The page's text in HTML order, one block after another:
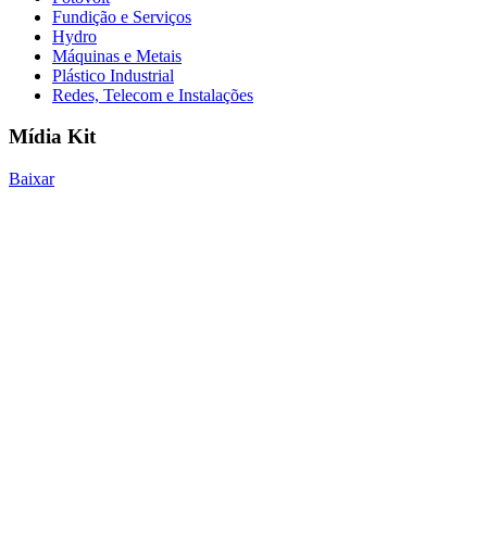
Fundição e Serviços
Hydro
Máquinas e Metais
Plástico Industrial
Redes, Telecom e Instalações
Mídia Kit
Baixar